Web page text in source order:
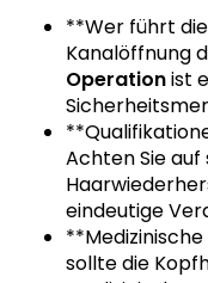
**Wer führt
Kanalöffnung
Operationist
Achten Sie auf
eindeutige
sollte die